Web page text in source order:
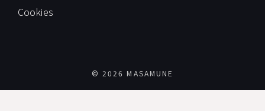
Cookies
© 2026 MASAMUNE